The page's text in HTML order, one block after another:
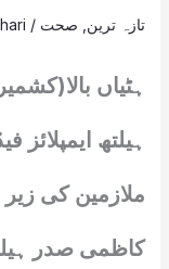
تازہ ترین صحت /
ہٹیاں
ہیلتھ
ملازمین کی
کاظمی صدر